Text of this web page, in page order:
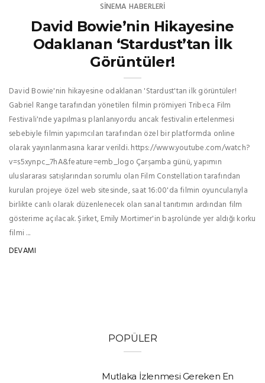
SINEMA HABERLERI
David Bowie’nin Hikayesine
Odaklanan ‘Stardust’tan İlk
Görüntüler!
David Bowie'nin hikayesine odaklanan 'Stardust'tan ilk görüntüler!
Gabriel Range tarafından yönetilen filmin prömiyeri Tribeca Film
Festivali'nde yapılması planlanıyordu ancak festivalin ertelenmesi
sebebiyle filmin yapımcıları tarafından özel bir platformda online
olarak yayınlanmasına karar verildi. https://www.youtube.com/watch?
v=s5xynpc_7hA&feature=emb_logo Çarşamba günü, yapımın
uluslararası satışlarından sorumlu olan Film Constellation tarafından
kurulan projeye özel web sitesinde, saat 16:00'da filmin oyuncularıyla
birlikte canlı olarak düzenlenecek olan sanal tanıtımın ardından film
gösterime açılacak. Şirket, Emily Mortimer'in başrolünde yer aldığı korku
filmi ...
DEVAMI
POPÜLER
Mutlaka İzlenmesi Gereken En